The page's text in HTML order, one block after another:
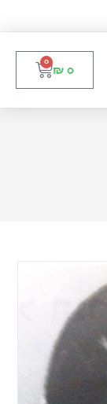
₪ 0
0